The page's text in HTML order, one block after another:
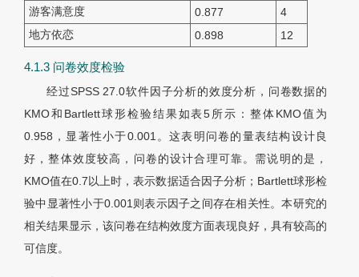
游客满意度
0.877
4
地方依恋
0.898 12
4.1.3 问卷效度检验
经过SPSS 27.0软件因子分析的效度分析，问卷数据的
KMO和Bartlett球形检验结果如表5所示：整体KMO值为
0.958，显著性小于0.001。这表明问卷的量表结构设计良
好，整体效度较高，问卷的设计合理可靠。需说明的是，
KMO值在0.7以上时，表示数据适合因子分析；Bartlett球形检
验中显著性小于0.001则表示因子之间存在相关性。本研究的
相关结果显示，该问卷在结构效度方面表现良好，具有较高的
可信度。